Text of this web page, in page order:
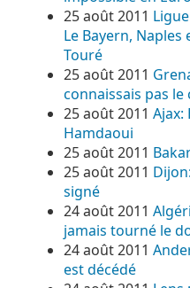
25 août 2011
Le Bayern,
Touré
25 août 2011
connaissais pas
25 août 2011 Ajax:
Hamdaoui
25 août 2011
25 août 2011
signé
24 août 2011
jamais tourné le
24 août 2011
est décédé